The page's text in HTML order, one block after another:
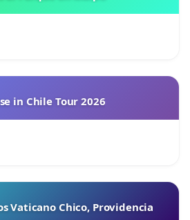
in Chile Tour 2026
Vaticano Chico, Providencia